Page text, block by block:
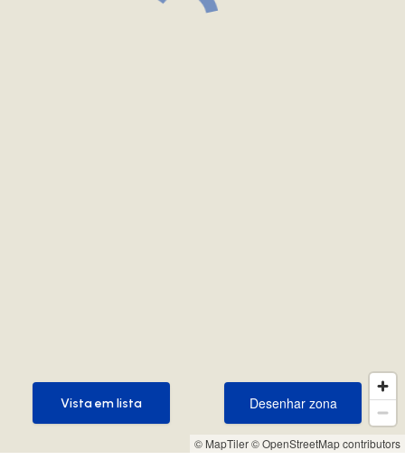
© MapTiler© OpenStreetMap contributors
Desenhar zona
Desenhar zona
Vista em lista
Vista em lista